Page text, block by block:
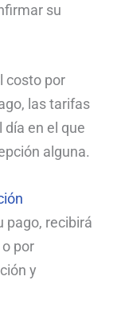
su
costo por
las tarifas
en el que
alguna.
pago, recibirá
por
y